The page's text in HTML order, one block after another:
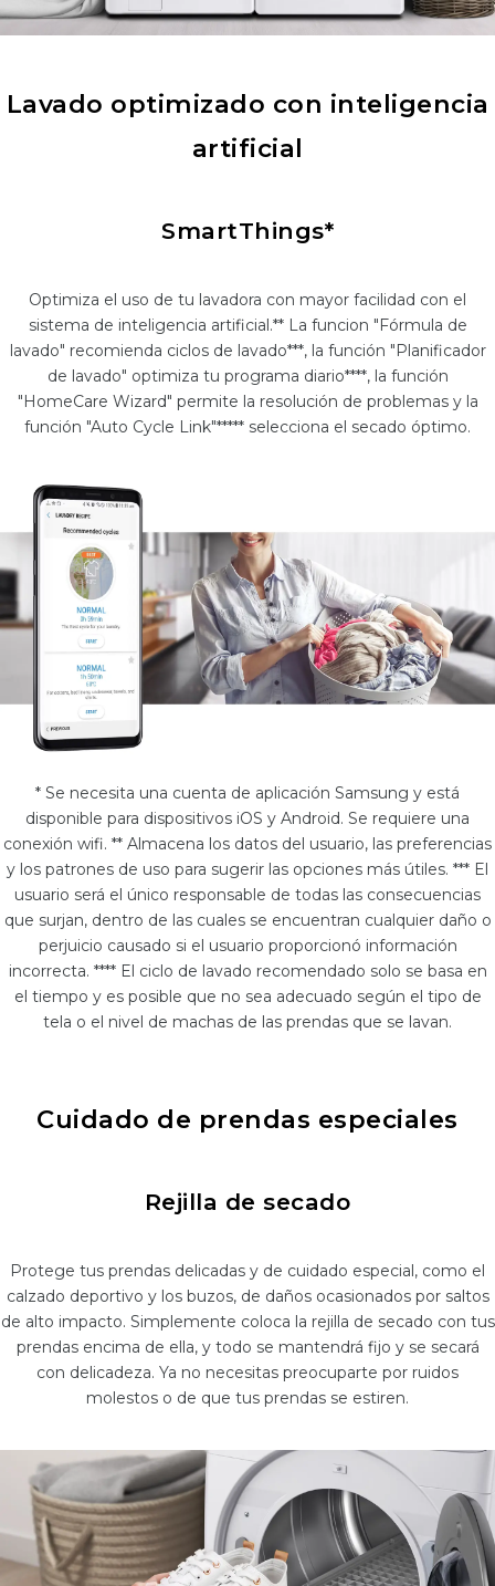
Lavado optimizado con inteligencia
artificial
SmartThings*
Optimiza el uso de tu lavadora con mayor facilidad con el
sistema de inteligencia artificial.** La funcion "Fórmula de
lavado" recomienda ciclos de lavado***, la función "Planificador
de lavado" optimiza tu programa diario****, la función
"HomeCare Wizard" permite la resolución de problemas y la
función "Auto Cycle Link"***** selecciona el secado óptimo.
* Se necesita una cuenta de aplicación Samsung y está
disponible para dispositivos iOS y Android. Se requiere una
conexión wifi. ** Almacena los datos del usuario, las preferencias
y los patrones de uso para sugerir las opciones más útiles. *** El
usuario será el único responsable de todas las consecuencias
que surjan, dentro de las cuales se encuentran cualquier daño o
perjuicio causado si el usuario proporcionó información
incorrecta. **** El ciclo de lavado recomendado solo se basa en
el tiempo y es posible que no sea adecuado según el tipo de
tela o el nivel de machas de las prendas que se lavan.
Cuidado de prendas especiales
Rejilla de secado
Protege tus prendas delicadas y de cuidado especial, como el
calzado deportivo y los buzos, de daños ocasionados por saltos
de alto impacto. Simplemente coloca la rejilla de secado con tus
prendas encima de ella, y todo se mantendrá fijo y se secará
con delicadeza. Ya no necesitas preocuparte por ruidos
molestos o de que tus prendas se estiren.